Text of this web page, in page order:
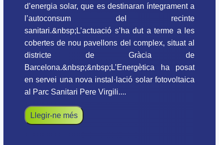
d’energia solar, que es destinaran íntegrament a
l’autoconsum del recinte
sanitari.&nbsp;L’actuació s’ha dut a terme a les
cobertes de nou pavellons del complex, situat al
districte de Gràcia de
Barcelona.&nbsp;&nbsp;L’Energètica ha posat
en servei una nova instal·lació solar fotovoltaica
al Parc Sanitari Pere Virgili....
Llegir-ne més